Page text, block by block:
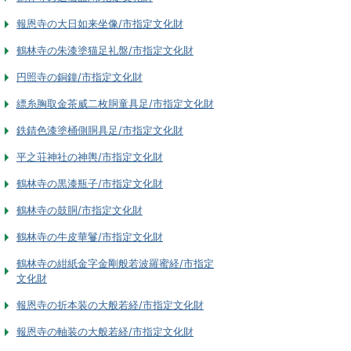
報恩寺の大日如来坐像/市指定文化財
鶴林寺の朱漆塗猫足礼盤/市指定文化財
円照寺の銅鐘/市指定文化財
縹糸胸取金茶威二枚胴童具足/市指定文化財
鉄錆色漆塗桶側胴具足/市指定文化財
平之荘神社の神輿/市指定文化財
鶴林寺の黒漆瓶子/市指定文化財
鶴林寺の鼓胴/市指定文化財
鶴林寺の牛皮華鬘/市指定文化財
鶴林寺の紺紙金字金剛般若波羅蜜経/市指定
文化財
報恩寺の折本装の大般若経/市指定文化財
報恩寺の軸装の大般若経/市指定文化財